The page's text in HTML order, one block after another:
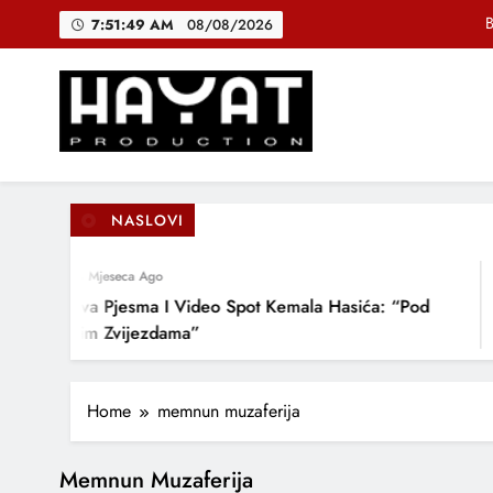
7:51:49 AM 08/08/2026
DJEČIJI
DJEČIJI
Hayat Production
Promocija domaće muzike
NASLOVI
4 Mjeseca Ago
Nova Pjesma I Video Spot Kemala Hasića: “Pod
Ovim Zvijezdama”
Home memnun muzaferija
Memnun Muzaferija